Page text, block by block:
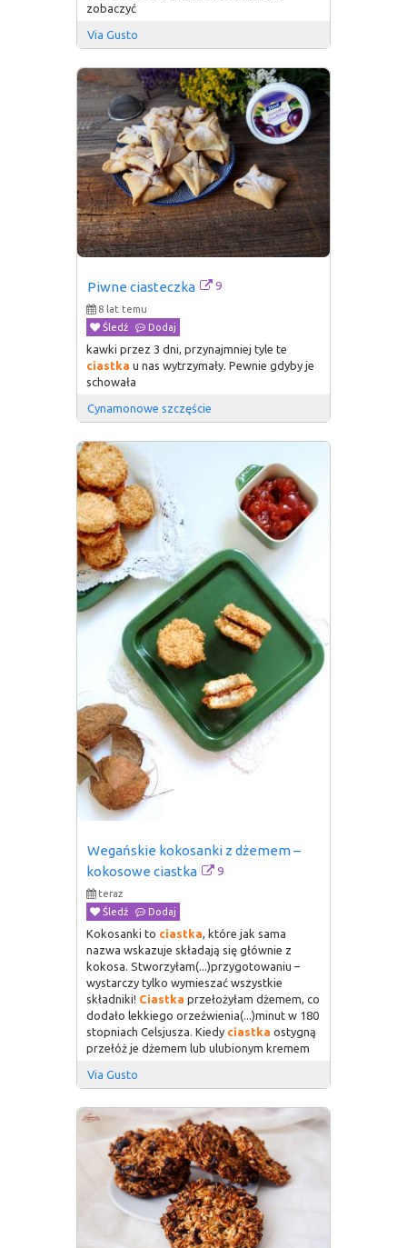
zobaczyć
Via Gusto
Piwne ciasteczka 9
8 lat temu
Śledź
Dodaj
kawki przez 3 dni, przynajmniej tyle te
ciastka u nas wytrzymały. Pewnie gdyby je
schowała
Cynamonowe szczęście
Wegańskie kokosanki z dżemem –
kokosowe ciastka
9
teraz
Śledź
Dodaj
Kokosanki to ciastka, które jak sama
nazwa wskazuje składają się głównie z
kokosa. Stworzyłam(...)przygotowaniu –
wystarczy tylko wymieszać wszystkie
składniki! Ciastka przełożyłam dżemem, co
dodało lekkiego orzeźwienia(...)minut w 180
stopniach Celsjusza. Kiedy ciastka ostygną
przełóż je dżemem lub ulubionym kremem
Via Gusto